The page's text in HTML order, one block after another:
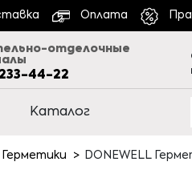
Оплата
отделочные
44-22
Каталог
Герметики DONEWELL